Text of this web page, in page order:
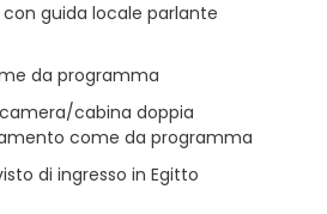
guida locale parlante
da programma
cabina doppia
come da programma
di ingresso in Egitto